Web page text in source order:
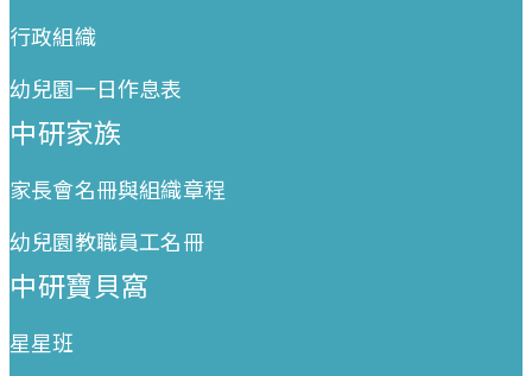
行政組織
幼兒園一日作息表
中研家族
家長會名冊與組織章程
幼兒園教職員工名冊
中研寶貝窩
星星班